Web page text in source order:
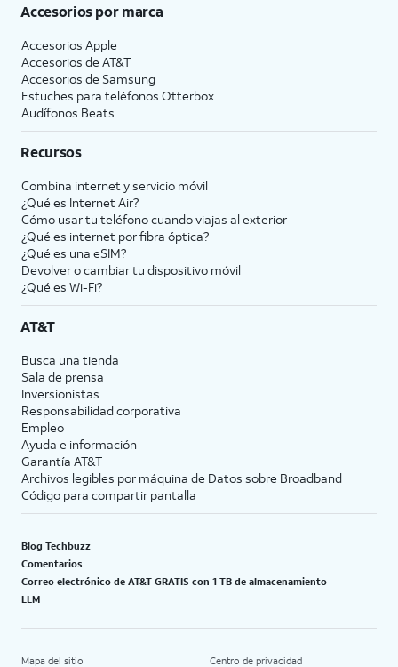
Accesorios por marca
Accesorios Apple
Accesorios de AT&T
Accesorios de Samsung
Estuches para teléfonos Otterbox
Audífonos Beats
Recursos
Combina internet y servicio móvil
¿Qué es Internet Air?
Cómo usar tu teléfono cuando viajas al exterior
¿Qué es internet por fibra óptica?
¿Qué es una eSIM?
Devolver o cambiar tu dispositivo móvil
¿Qué es Wi-Fi?
AT&T
Busca una tienda
Sala de prensa
Inversionistas
Responsabilidad corporativa
Empleo
Ayuda e información
Garantía AT&T
Archivos legibles por máquina de Datos sobre Broadband
Código para compartir pantalla
Blog Techbuzz
Comentarios
Correo electrónico de AT&T GRATIS con 1 TB de almacenamiento
LLM
Mapa del sitio Centro de privacidad